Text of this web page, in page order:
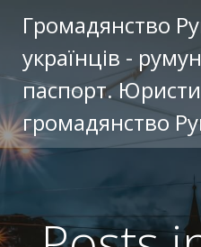
Громадянство
українців -
паспорт. Юристи
громадянство